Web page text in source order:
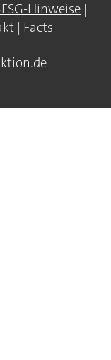
Hinweise |
| Facts